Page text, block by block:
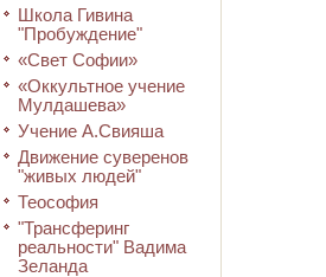
Школа Гивина
"Пробуждение"
«Свет Софии»
«Оккультное учение
Мулдашева»
Учение А.Свияша
Движение суверенов
"живых людей"
Теософия
"Трансферинг
реальности" Вадима
Зеланда